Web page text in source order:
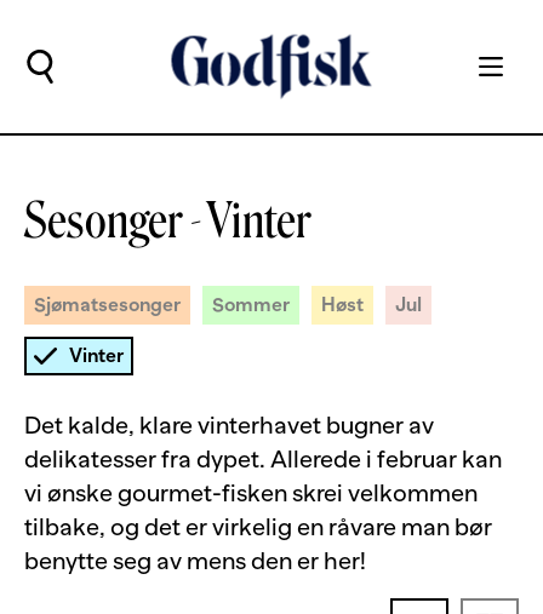
Sesonger - Vinter
Sjømatsesonger Sommer Høst Jul
Vinter
Det kalde, klare vinterhavet bugner av
delikatesser fra dypet. Allerede i februar kan
vi ønske gourmet-fisken skrei velkommen
tilbake, og det er virkelig en råvare man bør
benytte seg av mens den er her!